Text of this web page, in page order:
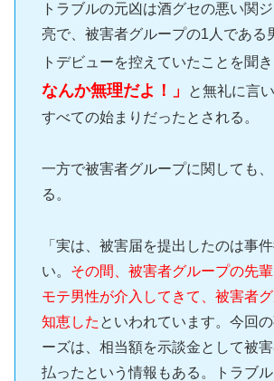
トラブルの元凶は酒グセの悪い関
亮で、被害者グループの1人である
トデビューを控えていたことを聞き
なんか無理だよ！」
と無礼に言
すべての始まりだったとされる。
一方で被害者グループに関しても
る。
「実は、被害届を提出したのは事
い。 その間、被害者グループの先
モテ男性が介入してきて、被害者
知恵した といわれています。今回
ーズは、相当額を示談金として被
払ったという情報もある。トラブ